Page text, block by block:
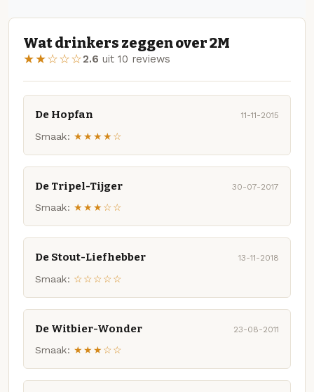
Wat drinkers zeggen over 2M
★★☆☆☆2.6 uit 10 reviews
De Hopfan 11-11-2015
Smaak: ★★★★☆
De Tripel-Tijger 30-07-2017
Smaak: ★★★☆☆
De Stout-Liefhebber 13-11-2018
Smaak: ☆☆☆☆☆
De Witbier-Wonder 23-08-2011
Smaak: ★★★☆☆